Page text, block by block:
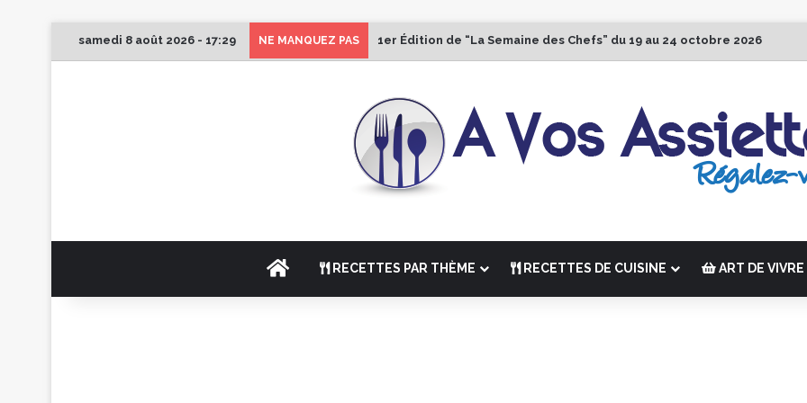
samedi 8 août 2026 - 17:29 NE MANQUEZ PAS 1er Édition de “La Semaine des Chefs” du 19 au 24 octobre 2026
ACCUEILRECETTES PAR THÈME RECETTES DE CUISINE ART DE VIVRE